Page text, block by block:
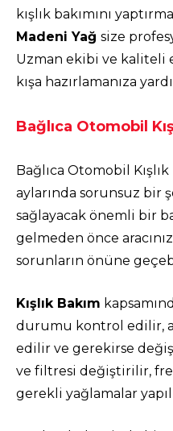
kışlık bakımını
Madeni Yağ size
Uzman ekibi ve kaliteli
kışa hazırlamanıza
Bağlıca Otomobil
Bağlıca Otomobil Kışlık
aylarında sorunsuz bir
sağlayacak önemli bir
gelmeden önce
sorunların önüne
Kışlık Bakım
durumu kontrol edilir,
edilir ve gerekirse
ve filtresi değiştirilir,
gerekli yağlamalar